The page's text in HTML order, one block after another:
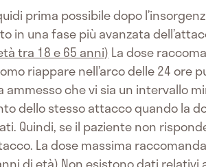
prima possibile dopo
in una fase più avanzata
tra 18 e 65 anni) La dose
riappare nell’arco delle 24 ore
che vi sia un intervallo
dello stesso attacco quando la
Quindi, se il paziente non
La dose massima